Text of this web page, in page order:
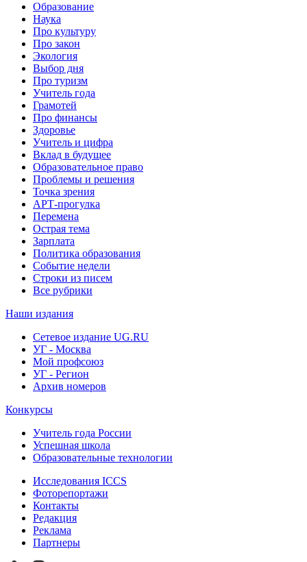
Образование
Наука
Про культуру
Про закон
Экология
Выбор дня
Про туризм
Учитель года
Грамотей
Про финансы
Здоровье
Учитель и цифра
Вклад в будущее
Образовательное право
Проблемы и решения
Точка зрения
АРТ-прогулка
Перемена
Острая тема
Зарплата
Политика образования
Событие недели
Строки из писем
Все рубрики
Наши издания
Сетевое издание UG.RU
УГ - Москва
Мой профсоюз
УГ - Регион
Архив номеров
Конкурсы
Учитель года России
Успешная школа
Образовательные технологии
Исследования ICCS
Фоторепортажи
Контакты
Редакция
Реклама
Партнеры